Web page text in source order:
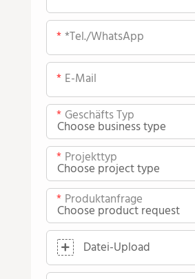
*Tel./WhatsApp
E-Mail
Geschäfts Typ
Projekttyp
Produktanfrage
Datei-Upload